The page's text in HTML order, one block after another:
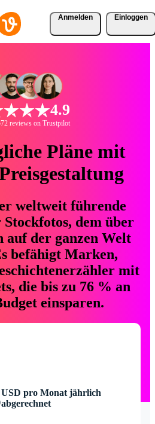
Anmelden Einloggen
4.9
reviews on Trustpilot
Pläne mit
weltweit führende
dem über
auf der ganzen Welt
befähigt Marken,
mit
die bis zu 76 % an
einsparen.
USD pro Monat jährlich
abgerechnet